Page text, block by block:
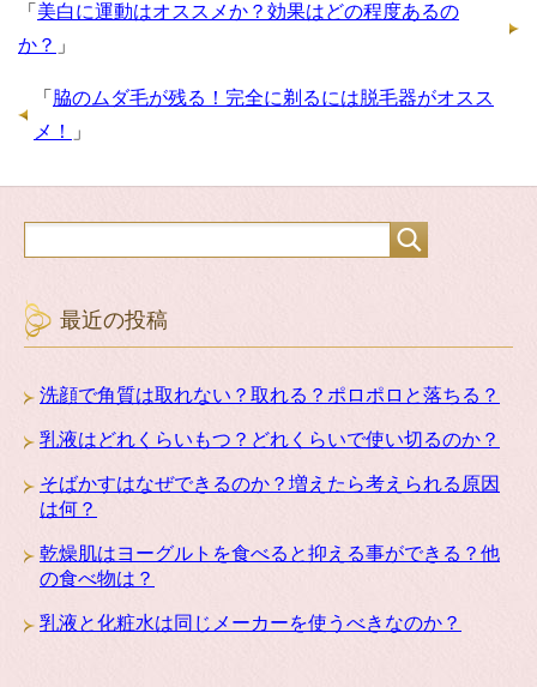
「 美白に運動はオススメか？効果はどの程度あるの
か？ 」
「 脇のムダ毛が残る！完全に剃るには脱毛器がオスス
メ！
」
最近の投稿
洗顔で角質は取れない？取れる？ポロポロと落ちる？
乳液はどれくらいもつ？どれくらいで使い切るのか？
そばかすはなぜできるのか？増えたら考えられる原因
は何？
乾燥肌はヨーグルトを食べると抑える事ができる？他
の食べ物は？
乳液と化粧水は同じメーカーを使うべきなのか？